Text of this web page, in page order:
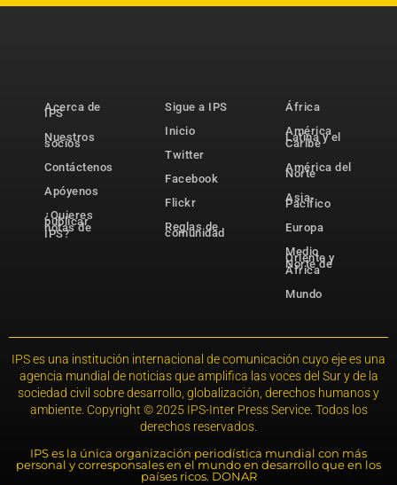
Acerca de
IPS
Nuestros
socios
Contáctenos
Apóyenos
¿Quieres
publicar
notas de
IPS?
Sigue a IPS
Inicio
Twitter
Facebook
Flickr
Reglas de
comunidad
África
América
Latina y el
Caribe
América del
Norte
Asia-
Pacífico
Europa
Medio
Oriente y
Norte de
África
Mundo
IPS es una institución internacional de comunicación cuyo eje es una
agencia mundial de noticias que amplifica las voces del Sur y de la
sociedad civil sobre desarrollo, globalización, derechos humanos y
ambiente. Copyright © 2025 IPS-Inter Press Service. Todos los
derechos reservados.
IPS es la única organización periodística mundial con más
personal y corresponsales en el mundo en desarrollo que en los
países ricos. DONAR